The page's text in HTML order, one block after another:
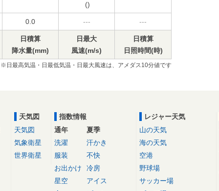
()
0.0 --- ---
日積算
降水量(mm)
日最大
風速(m/s)
日積算
日照時間(時)
※日最高気温・日最低気温・日最大風速は、アメダス10分値です
天気図
天気図
気象衛星
世界衛星
指数情報
通年
洗濯
服装
お出かけ
星空
夏季
汗かき
不快
冷房
アイス
レジャー天気
山の天気
海の天気
空港
野球場
サッカー場